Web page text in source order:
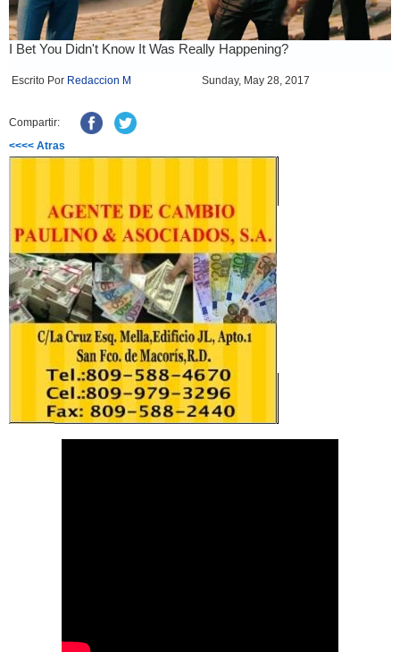
Escrito Por Redaccion M Sunday, May 28, 2017
Compartir:
<<<< Atras